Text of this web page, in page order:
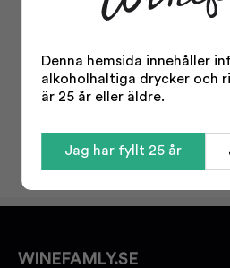
Odling:
Korkvariant:
WINEFAMLY.SE
Denna hemsida innehåller
alkoholhaltiga drycker och
är 25 år eller äldre.
Jag har fyllt 25 år